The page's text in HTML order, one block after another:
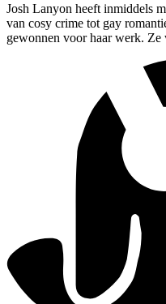
Josh Lanyon heeft inmiddels
van cosy crime tot gay
gewonnen voor haar werk.